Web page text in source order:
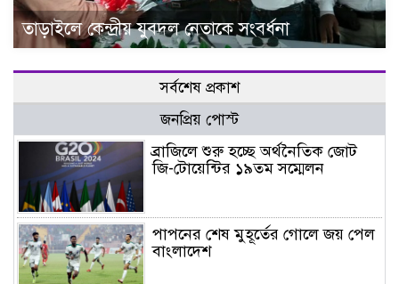
তাড়াইলে কেন্দ্রীয় যুবদল নেতাকে সংবর্ধনা
সর্বশেষ প্রকাশ
জনপ্রিয় পোস্ট
ব্রাজিলে শুরু হচ্ছে অর্থনৈতিক জোট
জি-টোয়েন্টির ১৯তম সম্মেলন
পাপনের শেষ মুহূর্তের গোলে জয় পেল
বাংলাদেশ